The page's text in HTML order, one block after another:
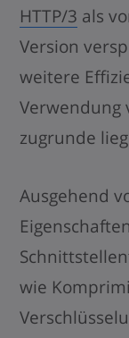
HTTP/3 als
Version
weitere
Verwendung
zugrunde
Ausgehend
wie